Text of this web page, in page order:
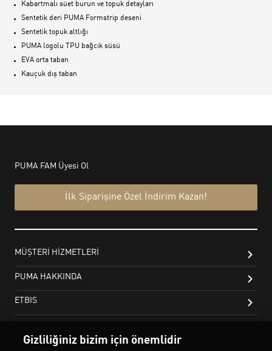
Kabartmalı süet burun ve topuk detayları
Sentetik deri PUMA Formstrip deseni
Sentetik topuk altlığı
PUMA logolu TPU bağcık süsü
EVA orta taban
Kauçuk dış taban
Gizliliğiniz bizim için önemlidir